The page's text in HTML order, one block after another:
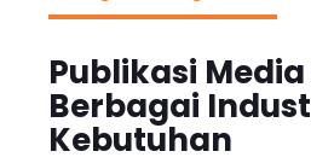
Publikasi
Berbagai
Kebutuhan